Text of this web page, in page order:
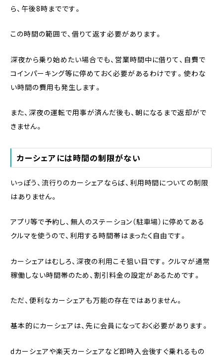
ら、午後8時までです。
この時間の範囲で、借りて返す必要があります。
深夜から乗り始めたい場合でも、営業時間中に借りて、自費で
コインパーキング等に停めておく必要があるわけです。使わな
い時間の費用も発生します。
また、深夜の運転で用事が済んだ後も、朝になるまで返却がで
きません。
カーシェアには時間の制限がない
いっぽう、流行りのカーシェアならば、利用時間についての制限
はありません。
アプリ等で予約し、無人のステーション（駐車場）に停めてある
クルマを使うので、利用する時間帯はまったく自由です。
カーシェアはむしろ、深夜の利用こそ狙い目です。クルマが通常
稼働しない時間帯のため、割引料金の設定があるためです。
ただ、便利なカーシェアも万能の存在ではありません。
基本的にカーシェアは、先に会員になっておく必要があります。
dカーシェアや楽天カーシェアなど即時入会後すぐ乗れるもの